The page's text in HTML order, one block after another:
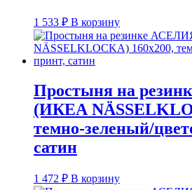
1 533 ₽ В корзину
Простыня на
(ИКЕА
темно-зеленый/
сатин
1 472 ₽ В корзину